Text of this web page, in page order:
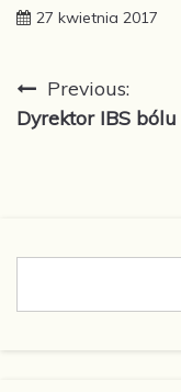
27 kwietnia 2017
Nawigacja
wpisu
Previous:
Dyrektor IBS bólu